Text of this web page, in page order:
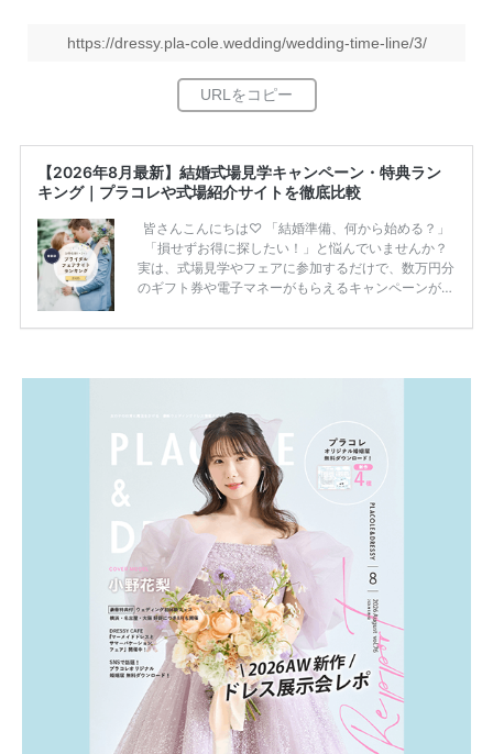
https://dressy.pla-cole.wedding/wedding-time-line/3/
【2026年8月最新】結婚式場見学キャンペーン・特典ラン
キング｜プラコレや式場紹介サイトを徹底比較
皆さんこんにちは♡ 「結婚準備、何から始める？」
「損せずお得に探したい！」と悩んでいませんか？
実は、式場見学やフェアに参加するだけで、数万円分
のギフト券や電子マネーがもらえるキャンペーンがあ
ため、比較せずに選ぶと損をしてしまうことも……。
一番お得？」「プラコレの特典は？」といった疑問も
解決します。 まずは診断で候補を絞れる「ウェディ
ング診断」か、体験型 […]続きを読む